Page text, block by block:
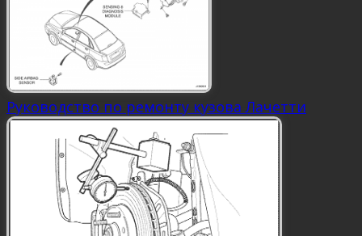
Руководство по ремонту кузова Лачетти